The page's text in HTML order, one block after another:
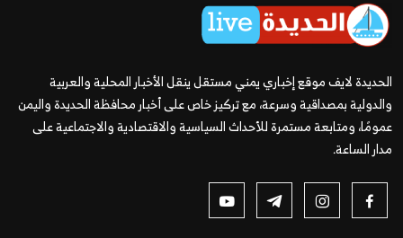
الحديدة لايف موقع إخباري يمني مستقل ينقل الأخبار المحلية والعربية
والدولية بمصداقية وسرعة، مع تركيز خاص على أخبار محافظة الحديدة واليمن
عمومًا، ومتابعة مستمرة للأحداث السياسية والاقتصادية والاجتماعية على
مدار الساعة.